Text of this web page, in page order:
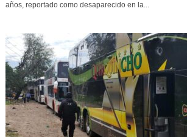
años, reportado como desaparecido en la...